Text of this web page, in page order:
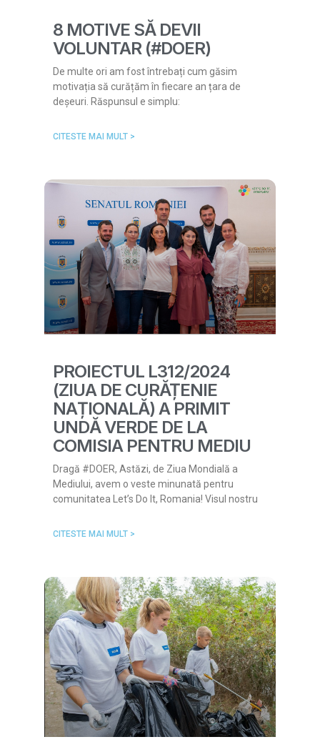
8 MOTIVE SĂ DEVII
VOLUNTAR (#DOER)
De multe ori am fost întrebați cum găsim
motivația să curățăm în fiecare an țara de
deșeuri. Răspunsul e simplu:
CITESTE MAI MULT >
PROIECTUL L312/2024
(ZIUA DE CURĂȚENIE
NAȚIONALĂ) A PRIMIT
UNDĂ VERDE DE LA
COMISIA PENTRU MEDIU
Dragă #DOER, Astăzi, de Ziua Mondială a
Mediului, avem o veste minunată pentru
comunitatea Let’s Do It, Romania! Visul nostru
CITESTE MAI MULT >